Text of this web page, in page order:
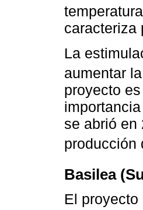
caracteriza
La
aumentar
proyecto
se abrió en
producción
Basilea
El